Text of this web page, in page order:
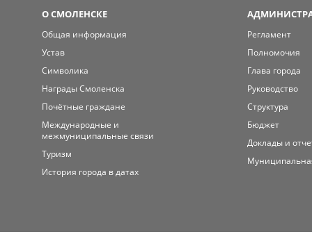
О СМОЛЕНСКЕ
Общая информация
Устав
Символика
Награды Смоленска
Почётные граждане
Международные и
межмуниципальные связи
Туризм
История города в датах
Регламент
Полномочия
Глава города
Руководство
Структура
Бюджет
Доклады и